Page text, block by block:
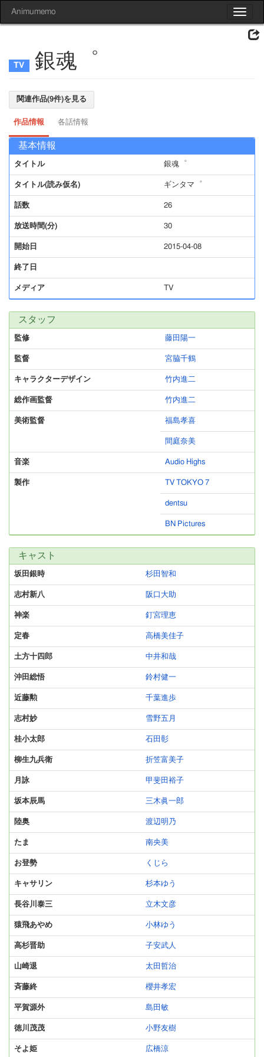
Toggle
Animumemo
銀魂゜
関連作品(9件)を見る
作品情報 各話情報
基本情報
タイトル 銀魂゜
タイトル(読み仮名) ギンタマ゜
話数 26
放送時間(分) 30
開始日 2015-04-08
終了日
メディア TV
スタッフ
監修 藤田陽一
監督 宮脇千鶴
キャラクターデザイン 竹内進二
総作画監督 竹内進二
美術監督 福島孝喜
間庭奈美
音楽 Audio Highs
製作 TV TOKYO 7
dentsu
BN Pictures
キャスト
坂田銀時 杉田智和
志村新八 阪口大助
神楽 釘宮理恵
定春 高橋美佳子
土方十四郎 中井和哉
沖田総悟 鈴村健一
近藤勲 千葉進歩
志村妙 雪野五月
桂小太郎 石田彰
柳生九兵衛 折笠富美子
月詠 甲斐田裕子
坂本辰馬 三木眞一郎
陸奥 渡辺明乃
たま 南央美
お登勢 くじら
キャサリン 杉本ゆう
長谷川泰三 立木文彦
猿飛あやめ 小林ゆう
高杉晋助 子安武人
山崎退 太田哲治
斉藤終 櫻井孝宏
平賀源外 島田敏
徳川茂茂 小野友樹
そよ姫 広橋涼